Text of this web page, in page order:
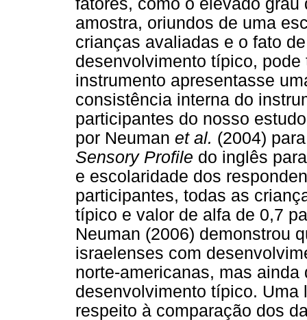
amostra, oriundos de uma
crianças avaliadas e o fato
desenvolvimento típico,
instrumento apresentasse
consistência interna do
participantes do nosso
por Neuman et al. (2004)
Sensory Profile do inglês
e escolaridade dos
participantes, todas as
típico e valor de alfa de 0,7
Neuman (2006) demonstrou
israelenses com
norte-americanas, mas
desenvolvimento típico.
respeito à comparação dos